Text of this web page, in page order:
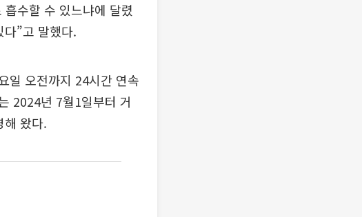
수할 수 있느냐에 달렸
”고 말했다.
일 오전까지 24시간 연속
2024년 7월1일부터 거
해 왔다.